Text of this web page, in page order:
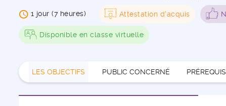
1 jour (7 heures) Attestation d'acquis
Disponible en classe virtuelle
LES OBJECTIFS PUBLIC CONCERNÉ PRÉREQUIS